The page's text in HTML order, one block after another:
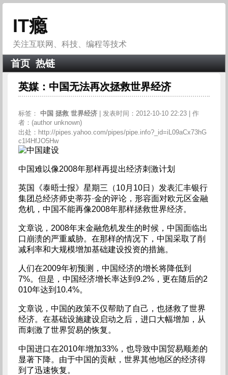
IT瘾
关注互联网、科技、编程等技术
首页 热链
英媒：中国无法再次拯救世界经济
标签： 中国 拯救 世界经济
| 发表时间：2012-10-10 22:23 | 作
者：(author unknown)
出处：http://pipes.yahoo.com/pipes/pipe.info?_id=iL09aCx73hG
c1l4HfJO5Hw
中国难以像2008年那样再提出经济刺激计划
英国《泰晤士报》星期三（10月10日）发表汇丰银行
集团总经济师史蒂芬·金的评论，形容面对欧元区金融
危机，中国不能再像2008年那样拯救世界经济。
文章说，2008年末金融危机发生的时候，中国面临出
口崩溃的严重威胁。在那样的情况下，中国采取了削
减利率和大规模增加基础建设投资的措施。
人们在2009年初预测，中国经济的增长将降低到
7%。但是，中国经济增长率达到9.2%，更在随后的2
010年达到10.4%。
文章说，中国的政策不仅帮助了自己，也拯救了世界
经济。在基础设施建设启动之后，进口大幅增加，从
而刺激了世界贸易的恢复。
中国进口在2010年增加33%，也导致中国贸易顺差的
显著下降。由于中国的贡献，世界其他地区的经济得
到了迅速恢复。